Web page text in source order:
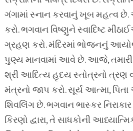
ગંગામાં સ્નાન કરવાનું ખૂબ મહત્વ
કરો. ભગવાન વિષ્ણુને સ્વાદિષ્ટ
ગ્રહણ કરો. મંદિરમાં ભોજનનું
પુણ્ય માનવામાં આવે છે. આજે, તમારી
શ્રી આદિત્ય હૃદય સ્તોત્રનો ત્રણ
મંત્રનો જાપ કરો. સૂર્ય આત્મા,
શિવલિંગ છે. ભગવાન ભાસ્કર
કિરણો દ્વારા, તે સાધકોની